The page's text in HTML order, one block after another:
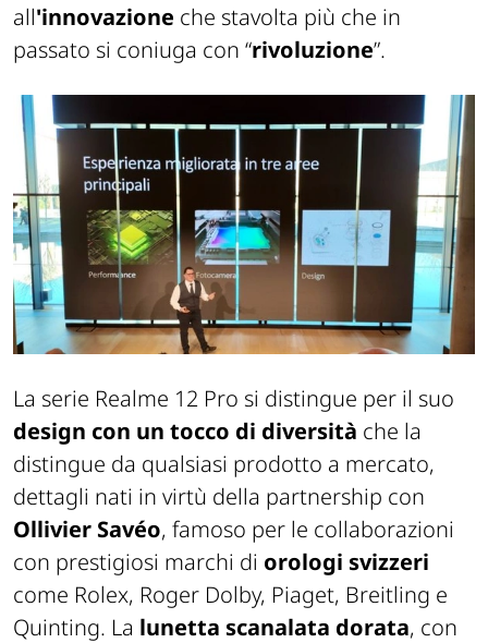
all'innovazione che stavolta più che in
passato si coniuga con “rivoluzione”.
La serie Realme 12 Pro si distingue per il suo
design con un tocco di diversità che la
distingue da qualsiasi prodotto a mercato,
dettagli nati in virtù della partnership con
Ollivier Savéo, famoso per le collaborazioni
con prestigiosi marchi di orologi svizzeri
come Rolex, Roger Dolby, Piaget, Breitling e
Quinting. La lunetta scanalata dorata, con